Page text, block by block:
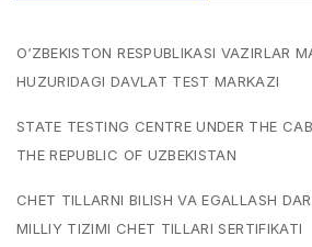
O‘ZBEKISTON RESPUBLIKASI VAZIRLAR
HUZURIDAGI DAVLAT TEST MARKAZI
STATE TESTING CENTRE UNDER THE
THE REPUBLIC OF UZBEKISTAN
CHET TILLARNI BILISH VA EGALLASH
MILLIY TIZIMI CHET TILLARI SERTIFIKATI